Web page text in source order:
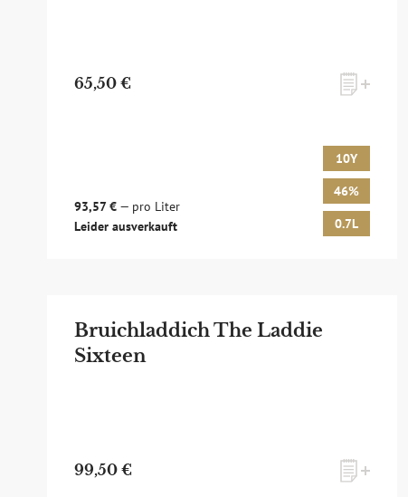
65,50 €
93,57 € — pro Liter
Leider ausverkauft
10Y
46%
0.7L
Bruichladdich The Laddie
Sixteen
99,50 €